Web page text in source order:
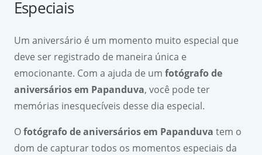
Especiais
Um aniversário é um momento muito especial que
deve ser registrado de maneira única e
emocionante. Com a ajuda de um fotógrafo de
aniversários em Papanduva, você pode ter
memórias inesquecíveis desse dia especial.
Ofotógrafo de aniversários em Papanduva tem o
dom de capturar todos os momentos especiais da